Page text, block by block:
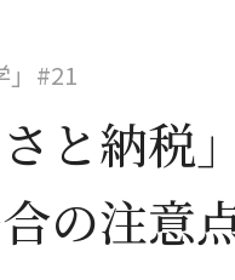
」#21
と納税
の注意